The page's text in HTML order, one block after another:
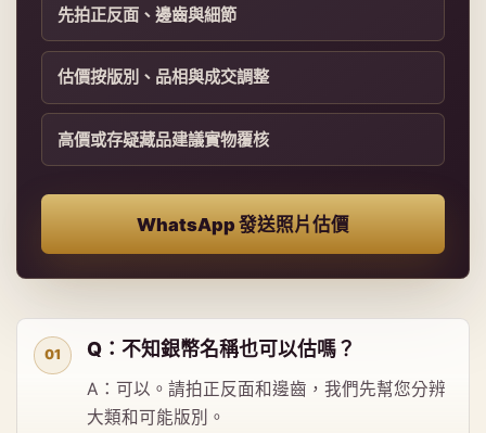
先拍正反面、邊齒與細節
估價按版別、品相與成交調整
高價或存疑藏品建議實物覆核
WhatsApp 發送照片估價
Q：不知銀幣名稱也可以估嗎？
A：可以。請拍正反面和邊齒，我們先幫您分辨
大類和可能版別。